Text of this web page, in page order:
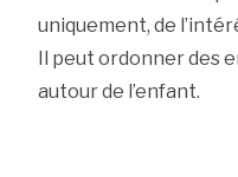
uniquement, de
Il peut ordonner des
autour de l’enfant.